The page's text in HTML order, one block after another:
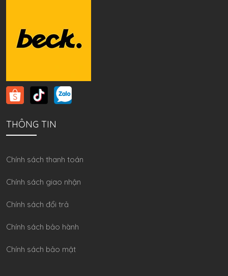
THÔNG TIN
Chính sách thanh toán
Chính sách giao nhận
Chính sách đổi trả
Chính sách bảo hành
Chính sách bảo mật